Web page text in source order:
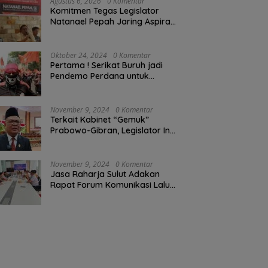
Komitmen Tegas Legislator
Natanael Pepah Jaring Aspirasi
Infrastruktur
Oktober 24, 2024 0 Komentar
Pertama ! Serikat Buruh jadi
Pendemo Perdana untuk
November 9, 2024 0 Komentar
Terkait Kabinet “Gemuk”
Prabowo-Gibran, Legislator Ini
November 9, 2024 0 Komentar
Jasa Raharja Sulut Adakan
Rapat Forum Komunikasi Lalu